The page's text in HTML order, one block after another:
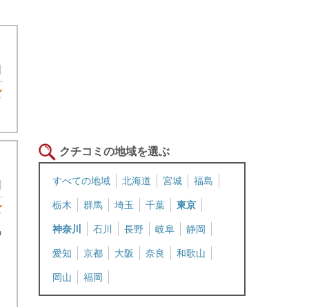
クチコミの地域を選ぶ
すべての地域 北海道 宮城 福島
栃木 群馬 埼玉 千葉 東京
神奈川 石川 長野 岐阜 静岡
愛知 京都 大阪 奈良 和歌山
岡山 福岡